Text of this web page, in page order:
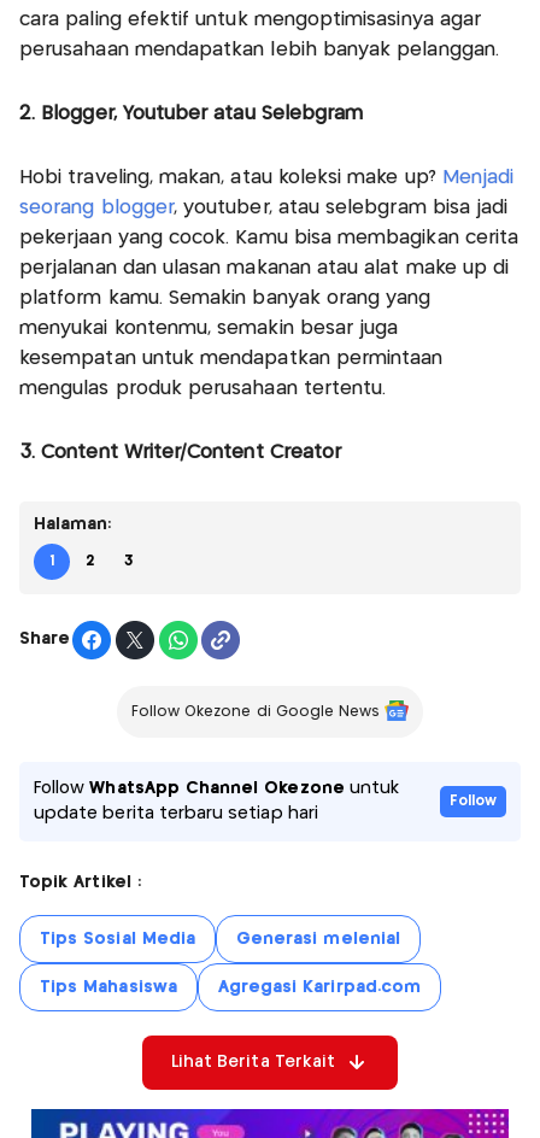
cara paling efektif untuk mengoptimisasinya agar
perusahaan mendapatkan lebih banyak pelanggan.
2. Blogger, Youtuber atau Selebgram
Hobi traveling, makan, atau koleksi make up? Menjadi
seorang blogger, youtuber, atau selebgram bisa jadi
pekerjaan yang cocok. Kamu bisa membagikan cerita
perjalanan dan ulasan makanan atau alat make up di
platform kamu. Semakin banyak orang yang
menyukai kontenmu, semakin besar juga
kesempatan untuk mendapatkan permintaan
mengulas produk perusahaan tertentu.
3. Content Writer/Content Creator
Halaman:
1 2 3
Share
Follow Okezone di Google News
FollowWhatsApp Channel Okezone untuk
update berita terbaru setiap hari
Follow
Topik Artikel :
Tips Sosial Media Generasi melenial
Tips Mahasiswa Agregasi Karirpad.com
Lihat Berita Terkait